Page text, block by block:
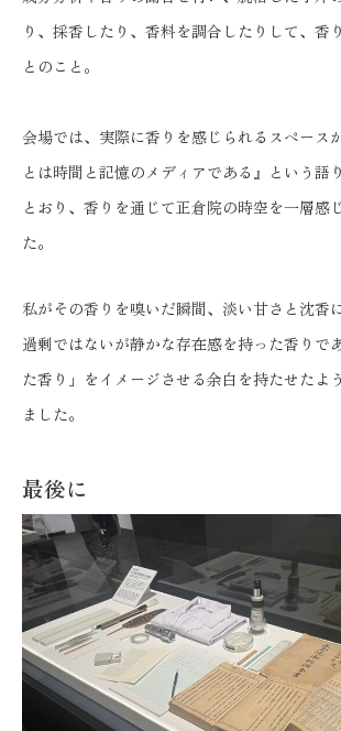
り、採香したり、香料を調合したりして、香
とのこと。
会場では、実際に香りを感じられるスペース
とは時間と記憶のメディアである』という語
とおり、香りを通じて正倉院の時空を一層感
た。
私がその香りを嗅いだ瞬間、淡い甘さと沈香
過剰ではないが静かな存在感を持った香りで
た香り」をイメージさせる余白を持たせたよ
ました。
最後に